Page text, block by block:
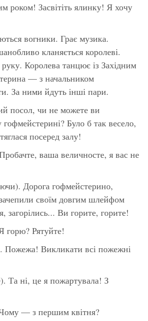
роком! Засвітіть ялинку! Я хочу
вогники. Грає музика.
кланяється королеві.
Королева танцює із Західним
— з начальником
За ними йдуть інші пари.
посол, чи не можете ви
гофмейстерині? Було б так весело,
посеред залу!
ваша величносте, я вас не
Дорога гофмейстерино,
своїм довгим шлейфом
загорілись... Ви горите, горите!
горю? Рятуйте!
Пожежа! Викликати всі пожежні
Та ні, це я пожартувала! З
— з першим квітня?